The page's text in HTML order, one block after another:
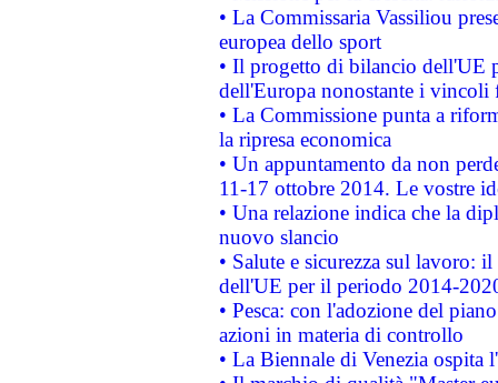
• La Commissaria Vassiliou
europea dello sport
• Il progetto di bilancio dell'UE
dell'Europa nonostante i vincoli
• La Commissione punta a
la ripresa economica
• Un appuntamento da non
11-17 ottobre 2014. Le vostre
• Una relazione indica che la
nuovo slancio
• Salute e sicurezza sul lavoro:
dell'UE per il periodo 2014-
• Pesca: con l'adozione del
azioni in materia di controllo
• La Biennale di Venezia ospita